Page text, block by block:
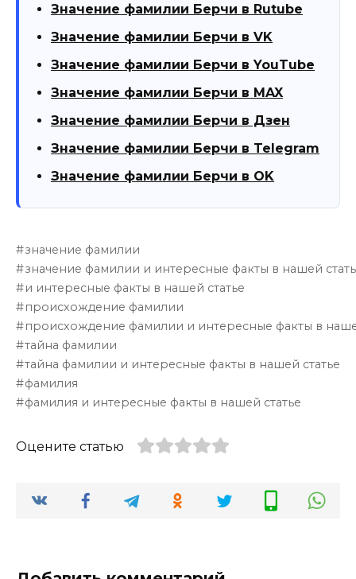
Значение фамилии Берчи в Rutube
Значение фамилии Берчи в VK
Значение фамилии Берчи в YouTube
Значение фамилии Берчи в MAX
Значение фамилии Берчи в Дзен
Значение фамилии Берчи в Telegram
Значение фамилии Берчи в OK
значение фамилии
значение фамилии и интересные факты в нашей
и интересные факты в нашей статье
происхождение фамилии
происхождение фамилии и интересные факты в
тайна фамилии
тайна фамилии и интересные факты в нашей статье
фамилия
фамилия и интересные факты в нашей статье
Оцените статью